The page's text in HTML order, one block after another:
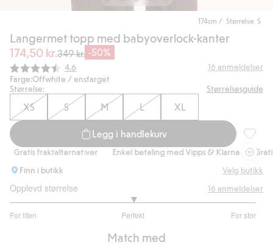
174cm / Størrelse: S
Langermet topp med babyoverlock-kanter
174,50 kr.349 kr. -50%
Gjennomsnittskarakter:
4.6 16 anmeldelser
Farge:Offwhite / ensfarget
Størrelse:
Størrelsesguide
XS S M L XL
Legg i handlekurv
Gratis fraktalternativer Enkel betaling med Vipps & Klarna
Gratis
Finn i butikk
Velg butikk
Opplevd størrelse
For liten Perfekt For stor
av
16 anmeldelser
Match med